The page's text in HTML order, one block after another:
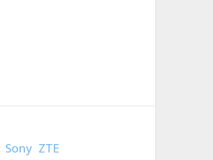
Sony ZTE